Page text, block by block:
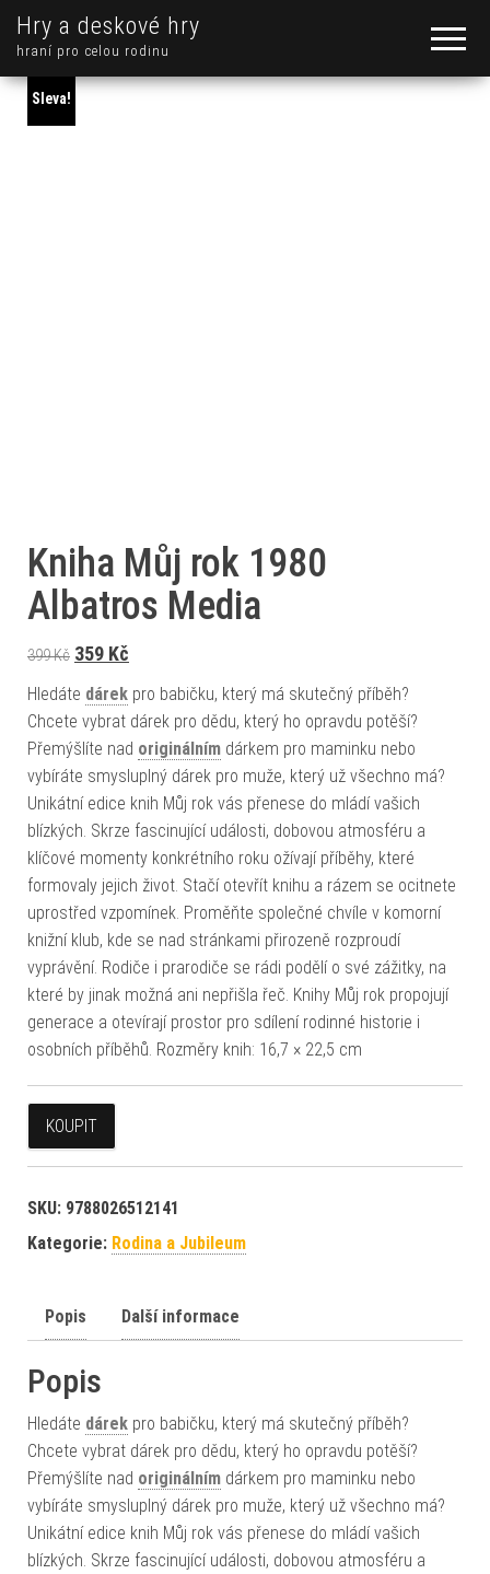
Hry a deskové hry
hraní pro celou rodinu
Sleva!
Kniha Můj rok 1980
Albatros Media
399Kč Původní cena byla: 399 Kč.
359 Kč
Hledáte dárek pro babičku, který má skutečný příběh?
Chcete vybrat dárek pro dědu, který ho opravdu potěší?
Přemýšlíte nad originálním dárkem pro maminku nebo
vybíráte smysluplný dárek pro muže, který už všechno má?
Unikátní edice knih Můj rok vás přenese do mládí vašich
blízkých. Skrze fascinující události, dobovou atmosféru a
klíčové momenty konkrétního roku ožívají příběhy, které
formovaly jejich život. Stačí otevřít knihu a rázem se ocitnete
uprostřed vzpomínek. Proměňte společné chvíle v komorní
knižní klub, kde se nad stránkami přirozeně rozproudí
vyprávění. Rodiče i prarodiče se rádi podělí o své zážitky, na
které by jinak možná ani nepřišla řeč. Knihy Můj rok propojují
generace a otevírají prostor pro sdílení rodinné historie i
osobních příběhů. Rozměry knih: 16,7 × 22,5 cm
KOUPIT
SKU: 9788026512141
Kategorie: Rodina a Jubileum
Popis Další informace
Popis
Hledáte dárek pro babičku, který má skutečný příběh?
Chcete vybrat dárek pro dědu, který ho opravdu potěší?
Přemýšlíte nad originálním dárkem pro maminku nebo
vybíráte smysluplný dárek pro muže, který už všechno má?
Unikátní edice knih Můj rok vás přenese do mládí vašich
blízkých. Skrze fascinující události, dobovou atmosféru a